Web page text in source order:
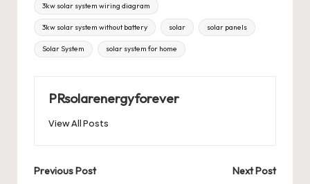
3kw solar system wiring diagram
3kw solar system without battery solar solar panels
Solar System solar system for home
PRsolarenergyforever
View All Posts
Post
Previous Post
Next Post